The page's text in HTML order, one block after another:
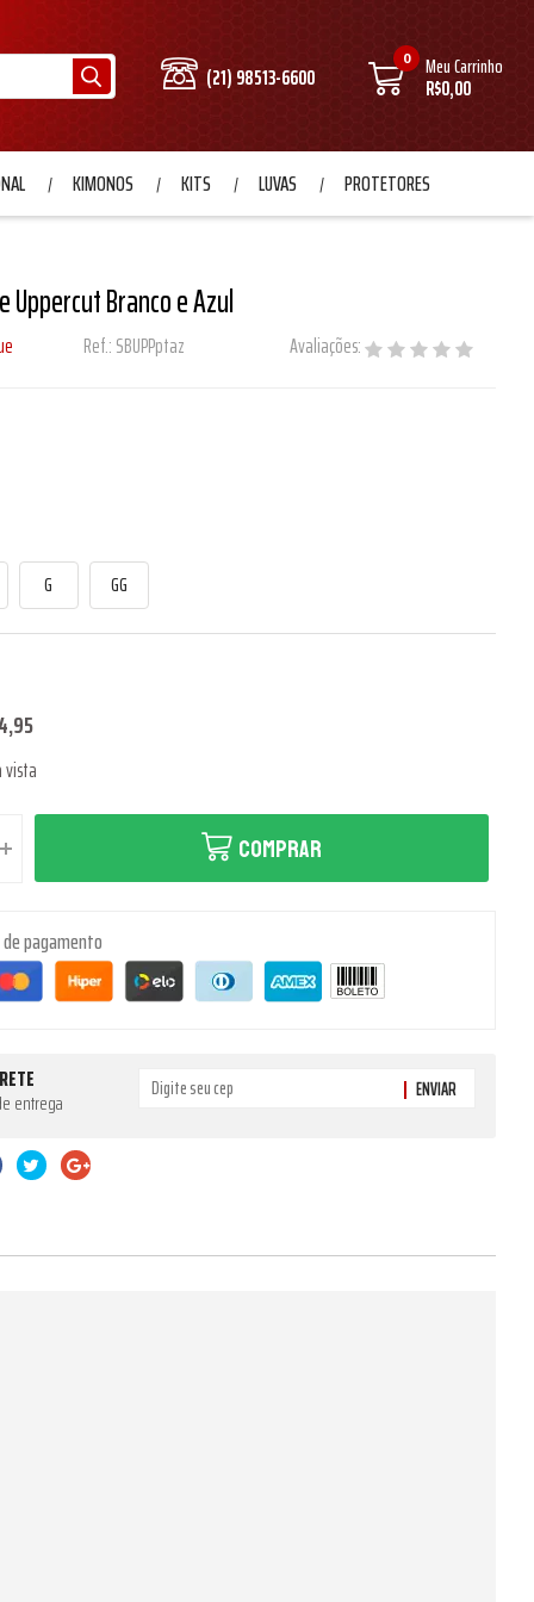
(21) 98513-6600
0 Meu Carrinho
R$0,00
KIMONOS KITS LUVAS PROTETORES
Uppercut Branco e Azul
Ref.:SBUPPptaz Avaliações:
G GG
COMPRAR
pagamento
entrega ENVIAR